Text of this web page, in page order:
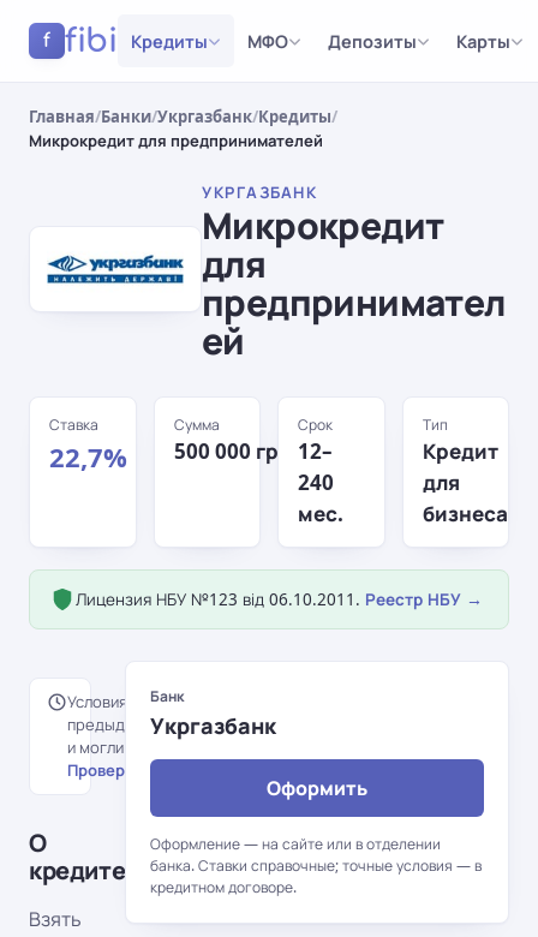
f fibi Кредиты МФО Депозиты Карты
Главная/Банки/Укргазбанк/Кредиты/
Микрокредит для предпринимателей
УКРГАЗБАНК
Микрокредит
для
предпринимател
ей
Ставка
22,7%
Сумма
500 000 грн
Срок
12–
240
мес.
Тип
Кредит
для
бизнеса
Лицензия НБУ №123 від 06.10.2011. Реестр НБУ →
Условия перенесены с
предыдущей версии портала
и могли измениться.
Проверить на сайте банка →
О
кредите
Взять
Банк
Укргазбанк
Оформить
Оформление — на сайте или в отделении
банка. Ставки справочные; точные условия — в
кредитном договоре.